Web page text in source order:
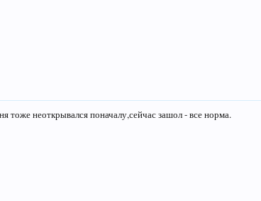
тоже неоткрывался поначалу,сейчас зашол - все норма.